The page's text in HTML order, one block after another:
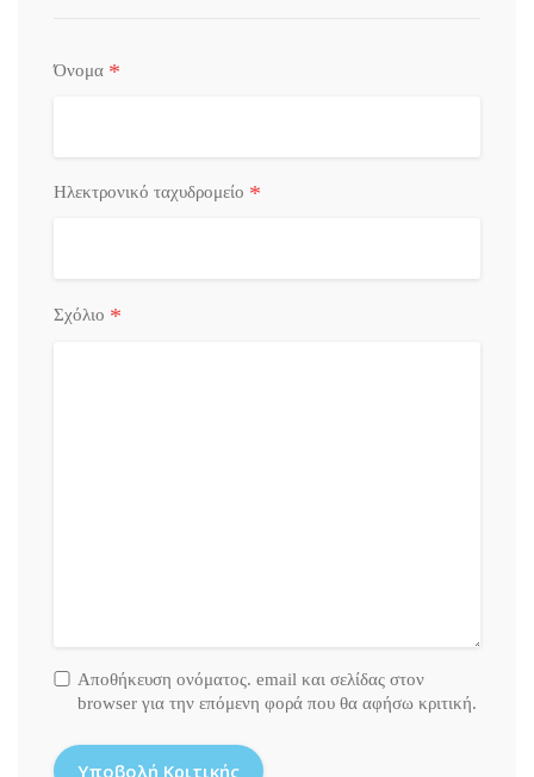
Όνομα *
Ηλεκτρονικό ταχυδρομείο *
Σχόλιο *
Αποθήκευση ονόματος. email και σελίδας στον
browser για την επόμενη φορά που θα αφήσω κριτική.